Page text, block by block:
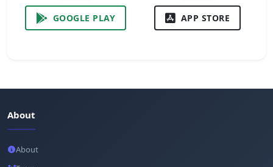
GOOGLE PLAY APP STORE
About
About